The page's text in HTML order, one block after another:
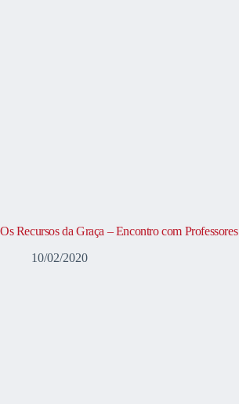
Os Recursos da Graça – Encontro com Professores
10/02/2020